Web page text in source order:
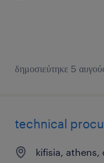
δημοσιεύτηκε 5
technical
kifisia, athens,